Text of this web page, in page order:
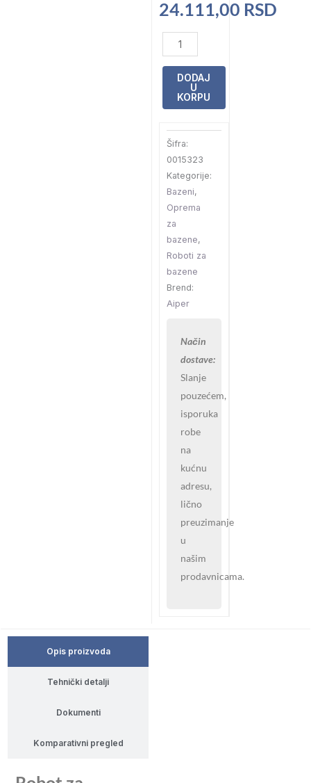
24.111,00 RSD
Robot
Aiper
Scuba
800
bežični
pod
bazena
do
količina
DODAJ
U
KORPU
Šifra:
0015323
Kategorije:
Bazeni,
Oprema
za
bazene,
Roboti za
bazene
Brend:
Aiper
Način
dostave:
Slanje
pouzećem,
isporuka
robe
na
kućnu
adresu,
lično
preuzimanje
u
našim
prodavnicama.
Opis proizvoda
Tehnički detalji
Dokumenti
Komparativni pregled